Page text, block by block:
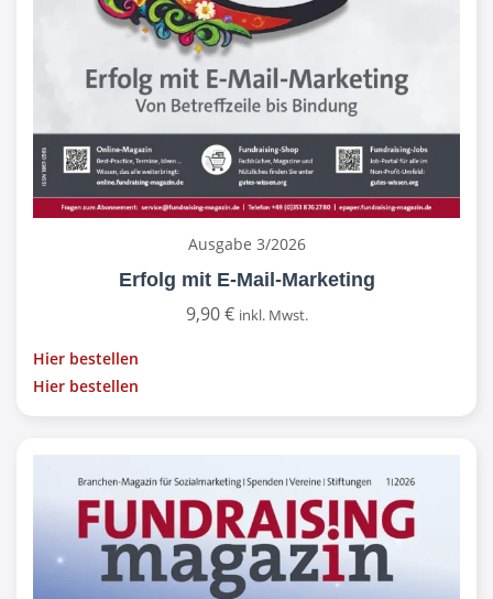
Ausgabe 3/2026
Erfolg mit E-Mail-Marketing
9,90€ inkl. Mwst.
Hier bestellen
Hier bestellen